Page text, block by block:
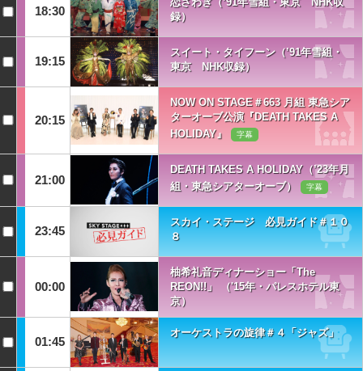
18:30
録）
19:15
スイート・タイフーン（’91年雪組・
東京 NHK収録）
20:15
NOW ON STAGE＃663 月組 東急シア
ターオーブ公演『DEATH TAKES A
HOLIDAY』
字幕
21:00
DEATH TAKES A HOLIDAY（’23年月
組・東急シアターオーブ）
字幕
23:45
スカイ・ステージ 必見ガイド＃１０
８
00:00
柚希礼音ディナーショー「The
REON!!」 （'15年・パレスホテル東
京）
01:45
オーケストラの旋律＃４「ジャズ」